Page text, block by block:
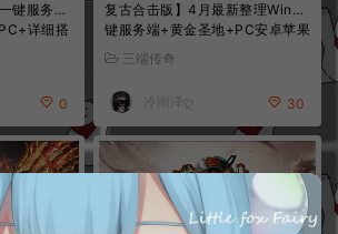
键服务端
详细搭
0
复古合击版】4月最新整理Win一
键服务端+黄金圣地+PC安卓苹果
+详细搭建教程+视频教程
三端传奇
冷雨泽ღ 30